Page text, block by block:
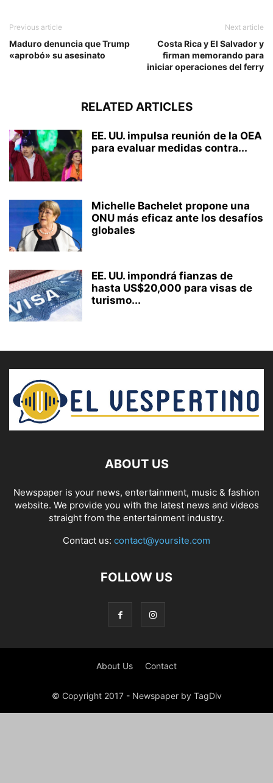
Previous article
Maduro denuncia que Trump
«aprobó» su asesinato
Next article
Costa Rica y El Salvador y
firman memorando para
iniciar operaciones del ferry
RELATED ARTICLES
EE. UU. impulsa reunión de la OEA
para evaluar medidas contra...
Michelle Bachelet propone una
ONU más eficaz ante los desafíos
globales
EE. UU. impondrá fianzas de
hasta US$20,000 para visas de
turismo...
ABOUT US
Newspaper is your news, entertainment, music & fashion
website. We provide you with the latest news and videos
straight from the entertainment industry.
Contact us: contact@yoursite.com
FOLLOW US
About Us Contact
© Copyright 2017 - Newspaper by TagDiv